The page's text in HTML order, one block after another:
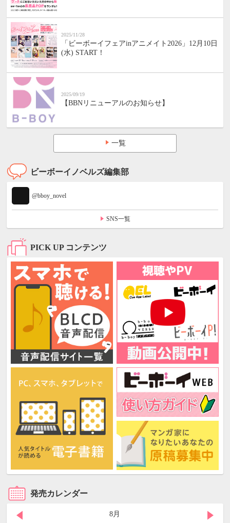
2025/11/28
「ビーボーイフェアinアニメイト2026」12月10日
(水) START！
2025/09/19
【BBNリニューアルのお知らせ】
一覧
ビーボーイノベルズ編集部
@bboy_novel
SNS一覧
PICK UP コンテンツ
発売カレンダー
8月